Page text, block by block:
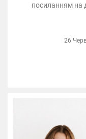
посиланням на
26